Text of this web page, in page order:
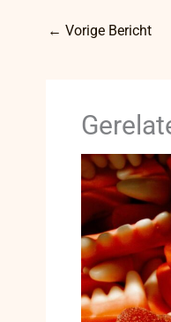
← Vorige Bericht